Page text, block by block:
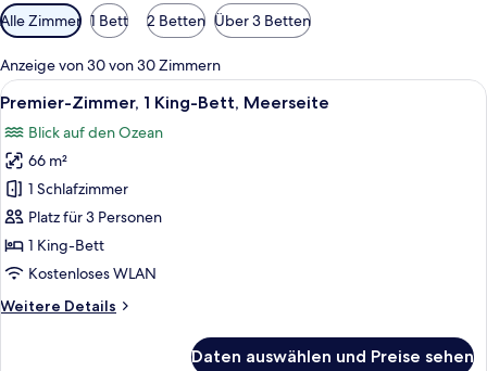
Verfügbare
Filter
für
Zimmer
Alle Zimmer 1 Bett 2 Betten Über 3 Betten
Anzeige von 30 von 30 Zimmern
Alle
Fotos
für
Premier-
Zimmer,
1 King-
Bett,
Meerseite
Ein Hotelzimmer mit Bett, einem
5
Premier-Zimmer, 1 King-Bett, Meerseite
Blick auf den Ozean
66 m²
1 Schlafzimmer
Platz für 3 Personen
1 King-Bett
Kostenloses WLAN
Weitere Details
Weitere
Daten auswählen und Preise sehen